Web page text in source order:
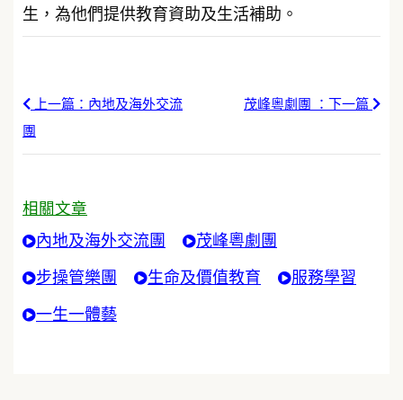
生，為他們提供教育資助及生活補助。
上一篇：內地及海外交流
團
茂峰粵劇團 ：下一篇
相關文章
內地及海外交流團
茂峰粵劇團
步操管樂團 生命及價值教育 服務學習
一生一體藝